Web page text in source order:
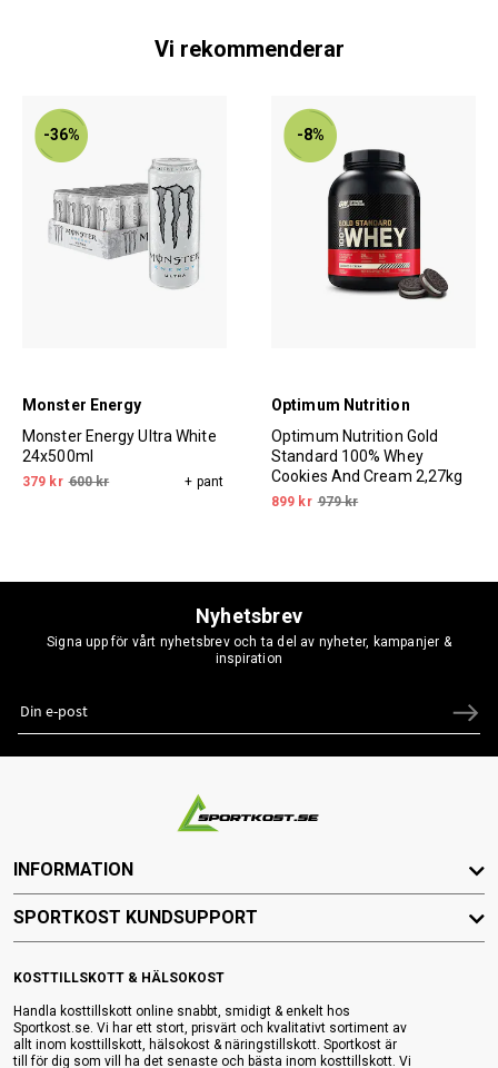
Vi rekommenderar
-36%
Monster Energy
Monster Energy Ultra White
24x500ml
379 kr 600 kr + pant
-8%
Optimum Nutrition
Optimum Nutrition Gold
Standard 100% Whey
Cookies And Cream 2,27kg
899 kr 979 kr
Nyhetsbrev
Signa upp för vårt nyhetsbrev och ta del av nyheter, kampanjer &
inspiration
KOSTTILLSKOTT & HÄLSOKOST
Handla kosttillskott online snabbt, smidigt & enkelt hos
Sportkost.se. Vi har ett stort, prisvärt och kvalitativt sortiment av
allt inom kosttillskott, hälsokost & näringstillskott. Sportkost är
till för dig som vill ha det senaste och bästa inom kosttillskott. Vi
INFORMATION
SPORTKOST KUNDSUPPORT